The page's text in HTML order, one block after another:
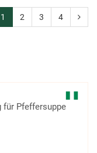
1 2 3 4
für Pfeffersuppe